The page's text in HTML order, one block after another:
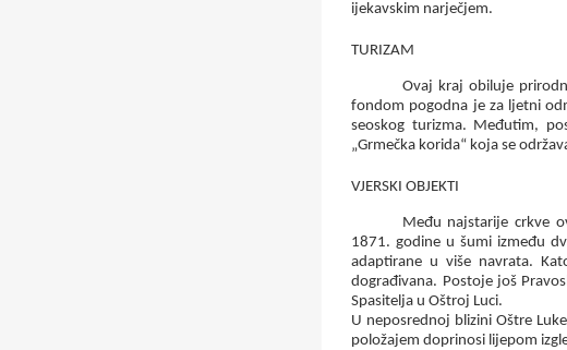
ijekavskim narječjem.
TURIZAM
Ovaj kraj obiluje
fondom pogodna je za ljetni
seoskog turizma. Međutim,
„Grmečka korida“ koja se
VJERSKI OBJEKTI
Među najstarije crkve
1871.godine u šumi između
adaptirane u više navrata.
dograđivana. Postoje još
Spasitelja u Oštroj Luci.
U neposrednoj blizini Oštre
položajem doprinosi lijepom